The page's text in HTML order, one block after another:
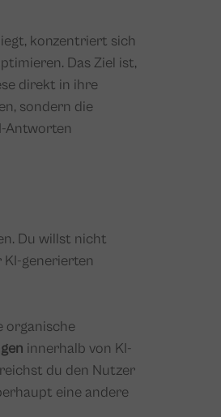
konzentriert sich
Das Ziel ist,
direkt in ihre
sondern die
Antworten
Du willst nicht
KI-generierten
organische
innerhalb von KI-
du den Nutzer
eine andere